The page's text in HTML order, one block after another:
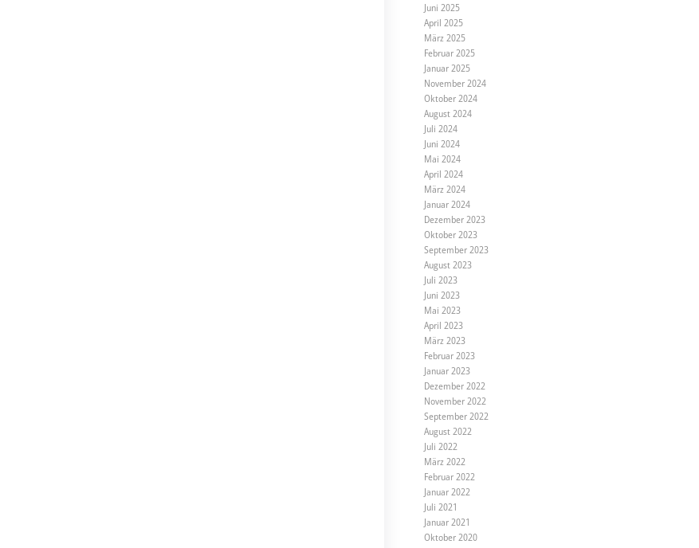
Juni 2025
April 2025
März 2025
Februar 2025
Januar 2025
November 2024
Oktober 2024
August 2024
Juli 2024
Juni 2024
Mai 2024
April 2024
März 2024
Januar 2024
Dezember 2023
Oktober 2023
September 2023
August 2023
Juli 2023
Juni 2023
Mai 2023
April 2023
März 2023
Februar 2023
Januar 2023
Dezember 2022
November 2022
September 2022
August 2022
Juli 2022
März 2022
Februar 2022
Januar 2022
Juli 2021
Januar 2021
Oktober 2020